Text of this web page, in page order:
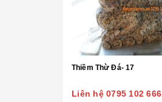
Thiềm Thừ Đá- 17
Liên hệ 0795 102 666